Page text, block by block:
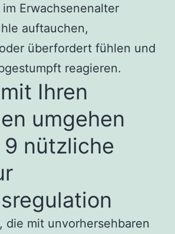
Erwachsenenalter
auftauchen,
überfordert fühlen und
reagieren.
Ihren
umgehen
nützliche
die mit unvorhersehbaren